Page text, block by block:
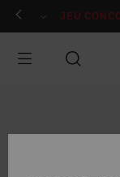
Passer
Se connecter
JEU